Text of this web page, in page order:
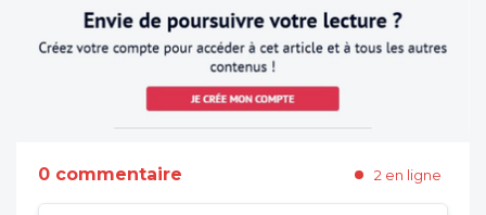
0 commentaire 2 en ligne